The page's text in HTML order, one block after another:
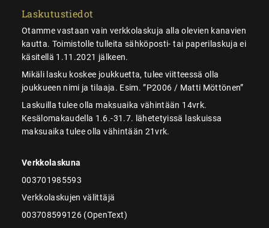
Laskutustiedot
Otamme vastaan vain verkkolaskuja alla olevien kanavien
kautta. Toimistolle tulleita sähköposti- tai paperilaskuja ei
käsitellä 1.11.2021 jälkeen.
Mikäli lasku koskee joukkuetta, tulee viitteessä olla
joukkueen nimi ja tilaaja. Esim. ”P2006 / Matti Möttönen”
Laskuilla tulee olla maksuaika vähintään 14vrk.
Kesälomakaudella 1.6.-31.7. lähetetyissä laskuissa
maksuaika tulee olla vähintään 21vrk.
Verkkolaskuna
003701985593
Verkkolaskujen välittäjä
003708599126 (OpenText)